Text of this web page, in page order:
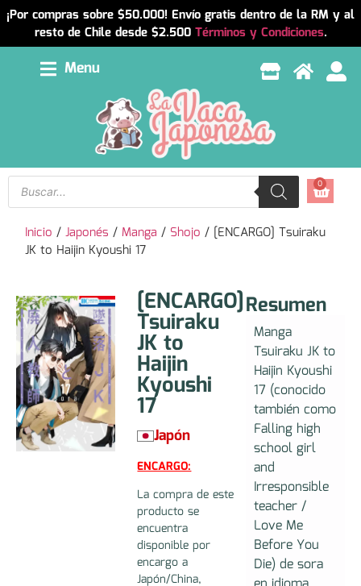
¡Por compras sobre $50.000! Envío gratis dentro de la RM y al
resto de Chile desde $2.500 Términos y Condiciones.
Menu
0
Inicio /Japonés /Manga / Shojo / [ENCARGO] Tsuiraku
JK to Haijin Kyoushi 17
[ENCARGO]
Tsuiraku
JK to
Haijin
Kyoushi
17
Japón
ENCARGO:
La compra de este
producto se
encuentra
disponible por
encargo a
Japón/China,
Resumen
Manga
Tsuiraku JK to
Haijin Kyoushi
17 (conocido
también como
Falling high
school girl
and
Irresponsible
teacher /
Love Me
Before You
Die) de sora